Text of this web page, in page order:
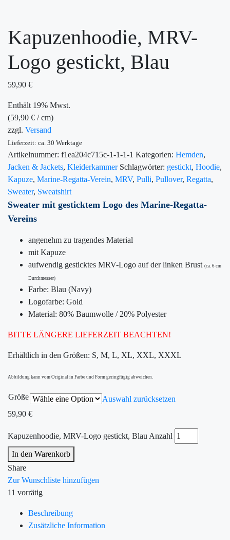
Kapuzenhoodie, MRV-
Logo gestickt, Blau
59,90 €
Enthält 19% Mwst.
(59,90 € / cm)
zzgl. Versand
Lieferzeit: ca. 30 Werktage
Artikelnummer: f1ea204c715c-1-1-1-1 Kategorien: Hemden,
Jacken & Jackets, Kleiderkammer Schlagwörter: gestickt, Hoodie,
Kapuze, Marine-Regatta-Verein, MRV, Pulli, Pullover, Regatta,
Sweater, Sweatshirt
Sweater mit gesticktem Logo des Marine-Regatta-
Vereins
angenehm zu tragendes Material
mit Kapuze
aufwendig gesticktes MRV-Logo auf der linken Brust (ca. 6 cm
Durchmesser)
Farbe: Blau (Navy)
Logofarbe: Gold
Material: 80% Baumwolle / 20% Polyester
BITTE LÄNGERE LIEFERZEIT BEACHTEN!
Erhältlich in den Größen: S, M, L, XL, XXL, XXXL
Abbildung kann vom Original in Farbe und Form geringfügig abweichen.
Größe
Auswahl zurücksetzen
59,90 €
Kapuzenhoodie, MRV-Logo gestickt, Blau Anzahl
In den Warenkorb
Share
Zur Wunschliste hinzufügen
11 vorrätig
Beschreibung
Zusätzliche Information